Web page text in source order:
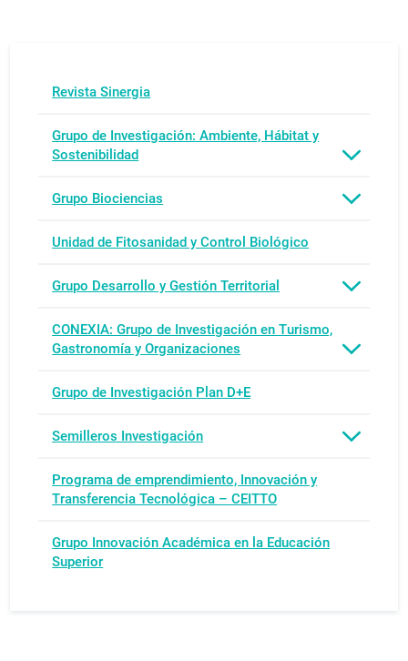
Revista Sinergia
Grupo de Investigación: Ambiente, Hábitat y
Sostenibilidad
Grupo Biociencias
Unidad de Fitosanidad y Control Biológico
Grupo Desarrollo y Gestión Territorial
CONEXIA: Grupo de Investigación en Turismo,
Gastronomía y Organizaciones
Grupo de Investigación Plan D+E
Semilleros Investigación
Programa de emprendimiento, Innovación y
Transferencia Tecnológica – CEITTO
Grupo Innovación Académica en la Educación
Superior